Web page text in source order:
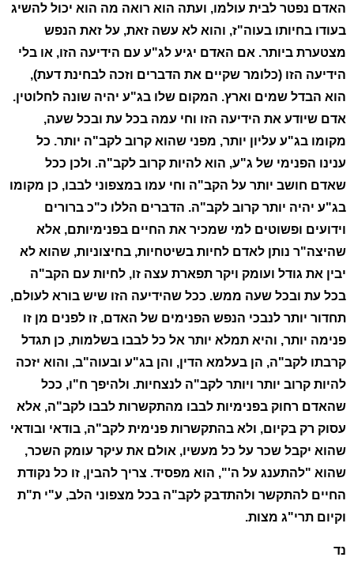
האדם נפטר לבית עולמו, ועתה הוא רואה מה הוא יכול להשיג
בעודו בחיותו בעוה"ז, והוא לא עשה זאת, על זאת הנפש
מצטערת ביותר. אם האדם יגיע לג"ע עם הידיעה הזו, או בלי
הידיעה הזו (כלומר שקיים את הדברים וזכה לבחינת דעת),
הוא הבדל שמים וארץ. המקום שלו בג"ע יהיה שונה לחלוטין.
אדם שיודע את הידיעה הזו וחי עמה בכל עת ובכל שעה,
מקומו בג"ע עליון יותר, מפני שהוא קרוב לקב"ה יותר. כל
ענינו הפנימי של ג"ע, הוא להיות קרוב לקב"ה. ולכן ככל
שאדם חושב יותר על הקב"ה וחי עמו במצפוני לבבו, כן מקומו
בג"ע יהיה יותר קרוב לקב"ה. הדברים הללו כ"כ ברורים
וידועים ופשוטים למי שמכיר את החיים בפנימיותם, אלא
שהיצה"ר נותן לאדם לחיות בשיטחיות, בחיצוניות, שהוא לא
יבין את גודל ועומק ויקר תפארת עצה זו, לחיות עם הקב"ה
בכל עת ובכל שעה ממש. ככל שהידיעה הזו שיש בורא לעולם,
תחדור יותר לנבכי הנפש הפנימים של האדם, זו לפנים מן זו
פנימה יותר, והיא תמלא יותר אל כל לבבו בשלמות, כן תגדל
קרבתו לקב"ה, הן בעלמא הדין, והן בג"ע ובעוה"ב, והוא יזכה
להיות קרוב יותר ויותר לקב"ה לנצחיות. ולהיפך ח"ו, ככל
שהאדם רחוק בפנימיות לבבו מהתקשרות לבבו לקב"ה, אלא
עסוק רק בקיום, ולא בהתקשרות פנימית לקב"ה, בודאי ובודאי
שהוא יקבל שכר על כל מעשיו, אולם את עיקר עומק השכר,
שהוא "להתענג על ה'", הוא מפסיד. צריך להבין, זו כל נקודת
החיים להתקשר ולהתדבק לקב"ה בכל מצפוני הלב, ע"י ת"ת
וקיום תרי"ג מצות.
נד